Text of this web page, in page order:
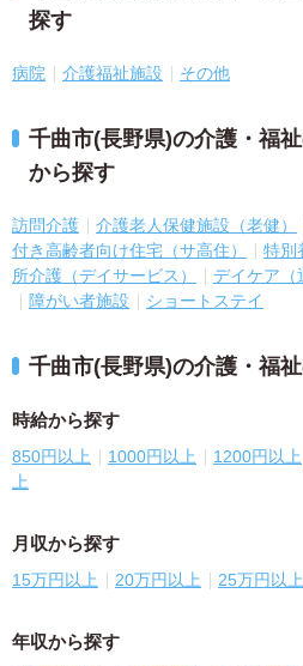
探す
病院 介護福祉施設 その他
千曲市(長野県)の介護・福
から探す
訪問介護 介護老人保健施設（老健）
付き高齢者向け住宅（サ高住）
特別
所介護（デイサービス）
デイケア（
障がい者施設
ショートステイ
千曲市(長野県)の介護・福
時給から探す
850円以上 1000円以上 1200円以上
上
月収から探す
15万円以上 20万円以上 25万円以上
年収から探す